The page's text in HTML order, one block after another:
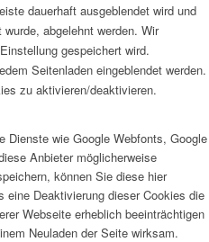
dauerhaft ausgeblendet wird und
abgelehnt werden. Wir
gespeichert wird.
Seitenladen eingeblendet werden.
zu aktivieren/deaktivieren.
Dienste wie Google Webfonts, Google
Anbieter möglicherweise
können Sie diese hier
Deaktivierung dieser Cookies die
Webseite erheblich beeinträchtigen
Neuladen der Seite wirksam.